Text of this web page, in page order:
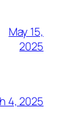
May 15,
2025
4, 2025